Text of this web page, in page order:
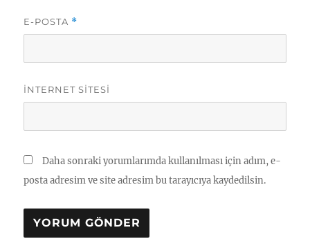
E-POSTA *
İNTERNET SITESI
Daha sonraki yorumlarımda kullanılması için adım, e-
posta adresim ve site adresim bu tarayıcıya kaydedilsin.